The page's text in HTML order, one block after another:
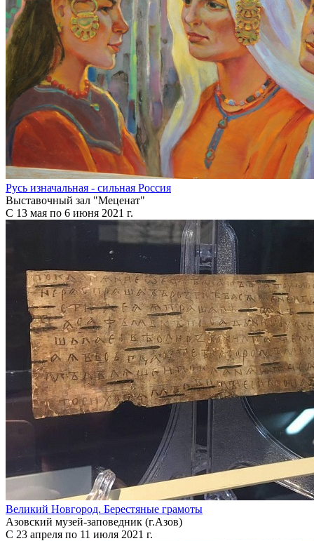
Русь изначальная - сильная Россия
Выставочный зал "Меценат"
С 13 мая по 6 июня 2021 г.
Великий Новгород. Берестяные грамоты
Азовский музей-заповедник (г.Азов)
С 23 апреля по 11 июля 2021 г.